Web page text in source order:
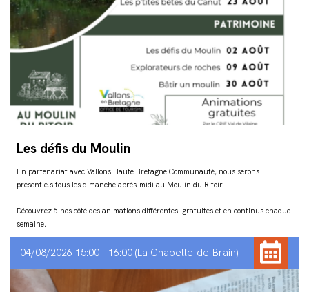
Les défis du Moulin
En partenariat avec Vallons Haute Bretagne Communauté, nous serons
présent.e.s tous les dimanche après-midi au Moulin du Ritoir !
Découvrez à nos côté des animations différentes gratuites et en continus chaque
semaine.
04/08/2026 15:00 - 16:00 La Chapelle-de-Brain